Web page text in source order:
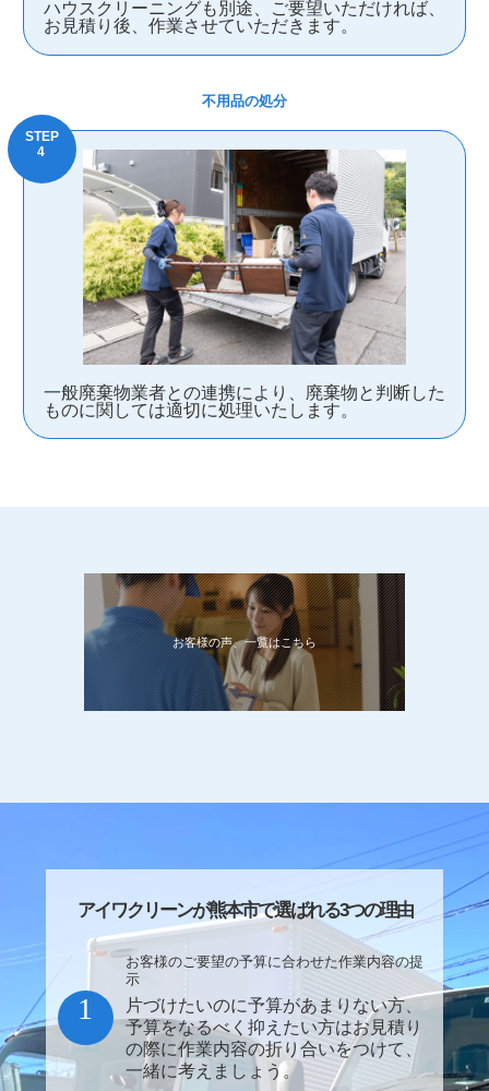
ハウスクリーニングも別途、ご要望いただければ、
お見積り後、作業させていただきます。
不用品の処分
一般廃棄物業者との連携により、廃棄物と判断した
ものに関しては適切に処理いたします。
お客様の声、一覧はこちら
アイワクリーンが熊本市で選ばれる3つの理由
お客様のご要望の予算に合わせた作業内容の提
示
片づけたいのに予算があまりない方、
予算をなるべく抑えたい方はお見積り
の際に作業内容の折り合いをつけて、
一緒に考えましょう。
1